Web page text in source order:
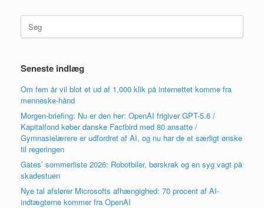
Søg
efter:
Seneste indlæg
Om fem år vil blot et ud af 1.000 klik på internettet komme fra
menneske-hånd
Morgen-briefing: Nu er den her: OpenAI frigiver GPT-5.6 /
Kapitalfond køber danske Factbird med 80 ansatte /
Gymnasielærere er udfordret af AI, og nu har de et særligt ønske
til regeringen
Gates’ sommerliste 2026: Robotbiler, børskrak og en syg vagt på
skadestuen
Nye tal afslører Microsofts afhængighed: 70 procent af AI-
indtægterne kommer fra OpenAI